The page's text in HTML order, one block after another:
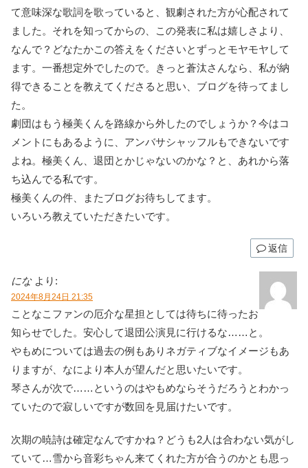
て意味深な歌詞を歌っていると、観劇された方が心配されて
ました。それを知ってからの、この発表に私は嬉しさより、
なんで？どなたかこの答えをくださいとずっとモヤモヤして
ます。一番想定外でしたので。きっと蒼汰さんなら、私が納
得できることを教えてくださると思い、ブログを待ってまし
た。
劇団はもう極美くんを路線から外したのでしょうか？今はコ
メントにもあるように、アンバサシャッフルもできないです
よね。極美くん、退団とかじゃないのかな？と、あれから落
ち込んでる私です。
極美くんの件、またブログお待ちしてます。
いろいろ教えていただきたいです。
返信
にな より:
2024年8月24日 21:35
ことなこファンの厄介な星担としては待ちに待ったお
知らせでした。安心して退団公演見に行けるな……と。
やもめについては過去の例もありネガティブなイメージもあ
りますが、なにより本人が望んだと思いたいです。
琴さんが次で……というのはやもめならそうだろうとわかっ
ていたので寂しいですが数回を見届けたいです。
次期の暁詩は確定なんですかね？どうも2人は合わない気がし
ていて…雪から音彩ちゃん来てくれた方が合うのかとも思っ